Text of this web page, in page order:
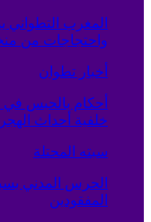
المغرب
واحتجاجات من
أخبار تطوان
أحكام بالحبس
خلفية أحداث
سبته المحتلة
الحرس المدني
المفقودين